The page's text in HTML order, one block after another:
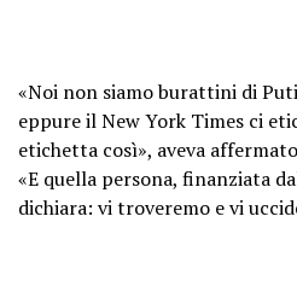
«Noi non siamo burattini di
eppure il New York Times ci
etichetta così», aveva
«E quella persona, finanziata
dichiara: vi troveremo e vi